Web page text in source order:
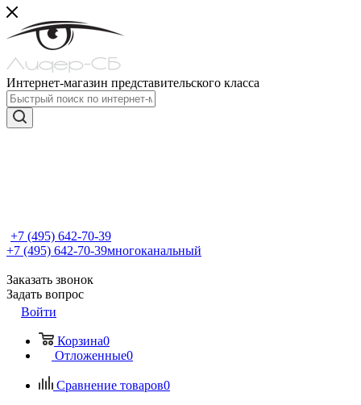
Интернет-магазин представительского класса
+7 (495) 642-70-39
+7 (495) 642-70-39многоканальный
Заказать звонок
Задать вопрос
Войти
Корзина0
Отложенные0
Сравнение товаров0